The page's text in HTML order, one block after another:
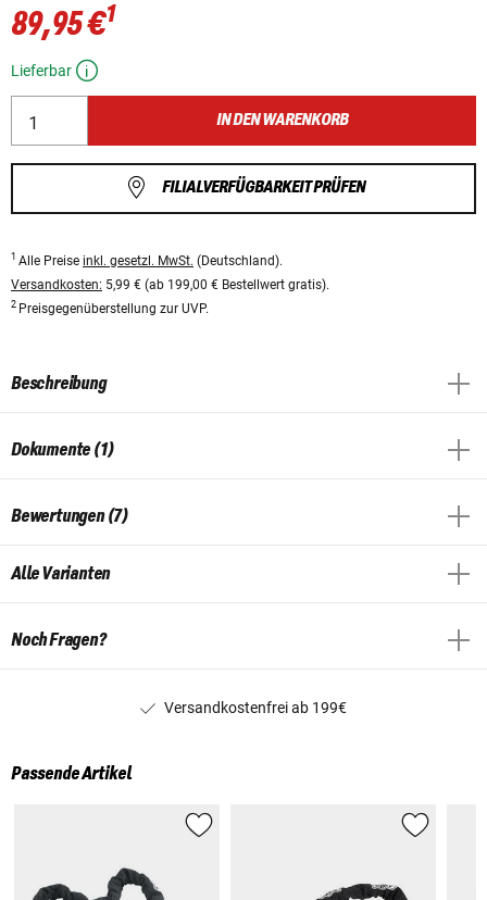
89,95 €1
Lieferbar
IN DEN WARENKORB
FILIALVERFÜGBARKEIT PRÜFEN
1 Alle Preise inkl. gesetzl. MwSt. (Deutschland).
Versandkosten: 5,99 € (ab 199,00 € Bestellwert gratis).
2 Preisgegenüberstellung zur UVP.
Beschreibung
Dokumente (1)
Bewertungen (7)
Alle Varianten
Noch Fragen?
Versandkostenfrei ab 199€
Passende Artikel